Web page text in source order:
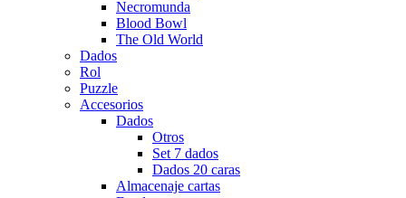
Necromunda
Blood Bowl
The Old World
Dados
Rol
Puzzle
Accesorios
Dados
Otros
Set 7 dados
Dados 20 caras
Almacenaje cartas